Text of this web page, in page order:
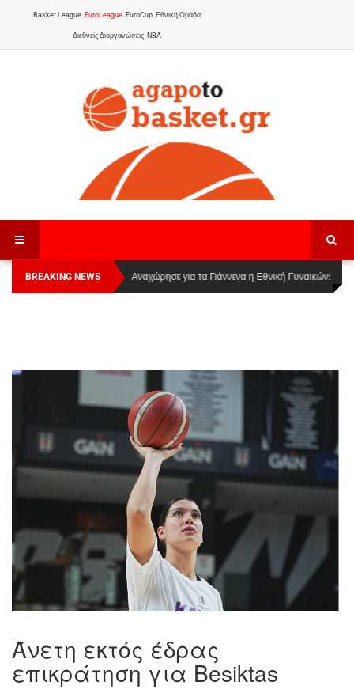
Basket League EuroLeague EuroCup Εθνική Ομάδα
Διεθνείς Διοργανώσεις NBA
BREAKING NEWS
Οι Πάνθηρες Καβάλας στην Women Basketball
League 1
Αναχώρησε για τα Γιάννενα η Εθνική Γυναικών:
Άνετη εκτός έδρας
επικράτηση για Besiktas